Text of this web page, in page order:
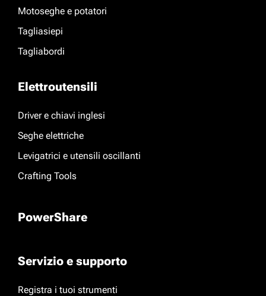
Motoseghe e potatori
Tagliasiepi
Tagliabordi
Elettroutensili
Driver e chiavi inglesi
Seghe elettriche
Levigatrici e utensili oscillanti
Crafting Tools
PowerShare
Servizio e supporto
Registra i tuoi strumenti